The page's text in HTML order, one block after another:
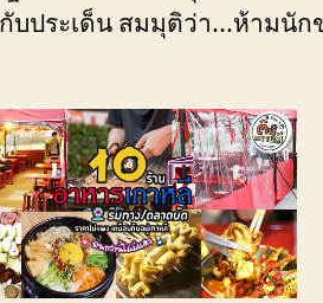
บประเด็น สมมุติว่า…ห้ามนัก